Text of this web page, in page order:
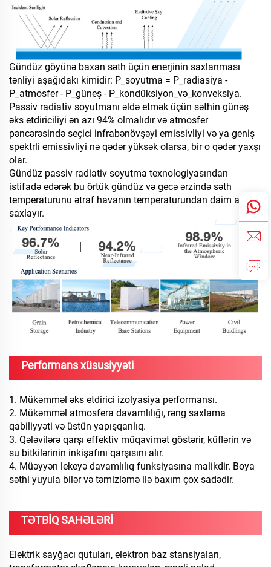
Gündüz göyünə baxan səth üçün enerjinin saxlanması
tənliyi aşağıdakı kimidir: P_soyutma = P_radiasiya -
P_atmosfer - P_güneş - P_kondüksiyon_və_konveksiya.
Passiv radiativ soyutmanı əldə etmək üçün səthin günəş
əks etdiriciliyi ən azı 94% olmalıdır və atmosfer
pəncərəsində seçici infrabənövşəyi emissivliyi və ya geniş
spektrli emissivliyi nə qədər yüksək olarsa, bir o qədər yaxşı
olar.
Gündüz passiv radiativ soyutma texnologiyasından
istifadə edərək bu örtük gündüz və gecə ərzində səth
temperaturunu ətraf havanın temperaturundan daim aşağı
saxlayır.
Performans xüsusiyyəti
1. Mükəmməl əks etdirici izolyasiya performansı.
2. Mükəmməl atmosfera davamlılığı, rəng saxlama
qabiliyyəti və üstün yapışqanlıq.
3. Qələvilərə qarşı effektiv müqavimət göstərir, küflərin və
su bitkilərinin inkişafını qarşısını alır.
4. Müəyyən lekeyə davamlılıq funksiyasına malikdir. Boya
səthi yuyula bilər və təmizləmə ilə baxım çox sadədir.
TƏTBİQ SAHƏLƏRİ
Elektrik sayğacı qutuları, elektron baz stansiyaları,